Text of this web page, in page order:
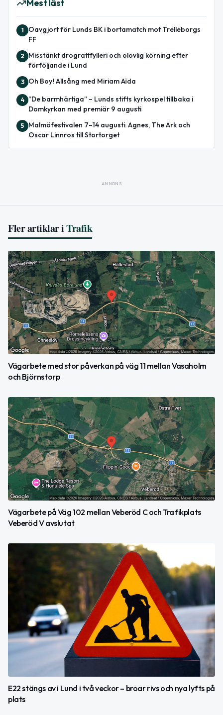
Mest läst
1
Oavgjort för Lunds BK i bortamatch mot Trelleborgs
FF
2
Misstänkt drograttfylleri och olovlig körning efter
förföljande i Lund
3 Oh Boy! Allsång med Miriam Aïda
4
”De barmhärtiga” – Lunds stifts kyrkospel tillbaka i
Domkyrkan med premiär 9 augusti
5
Malmöfestivalen 7–14 augusti: Agnes, The Ark och
Oscar Linnros till Stortorget
ANNONS
Fler artiklar iTrafik
Vägarbete med stor påverkan på väg 11 mellan Vasaholm
och Björnstorp
Vägarbete på Väg 102 mellan Veberöd C och Trafikplats
Veberöd V avslutat
E22 stängs av i Lund i två veckor – broar rivs och nya lyfts på
plats